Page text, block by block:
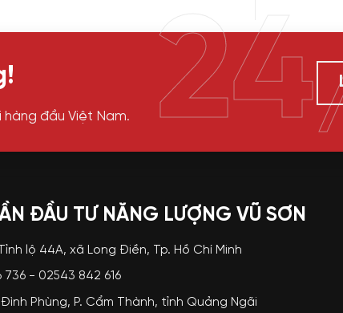
đầu Việt Nam.
ĐẦU TƯ NĂNG LƯỢNG VŨ SƠN
lộ 44A, xã Long Điền, Tp. Hồ Chí Minh
- 02543 842 616
Phùng, P. Cẩm Thành, tỉnh Quảng Ngãi